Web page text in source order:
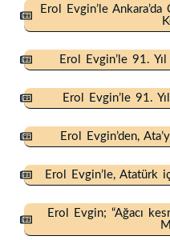
Erol Evgin’le
Erol Evgin’le 91.
Erol Evgin’le 91.
Erol Evgin’den,
Erol Evgin’le, Atatürk
Erol Evgin; “Ağacı